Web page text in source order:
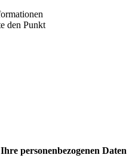
den Punkt
personenbezogenen Daten